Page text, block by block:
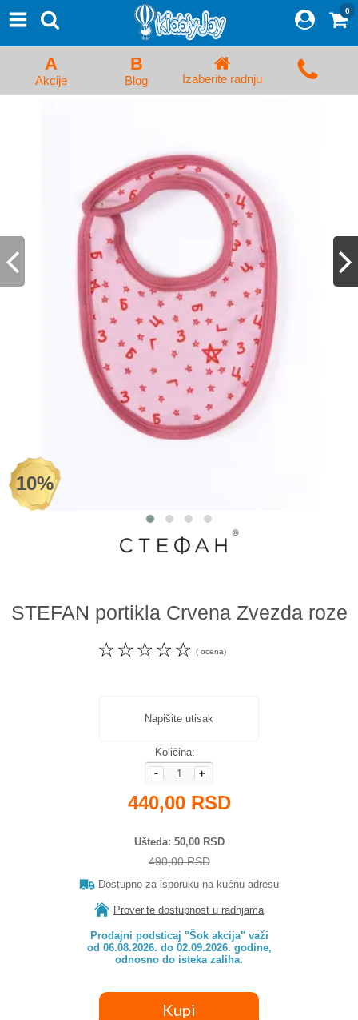
Proizvodi
Početna Prijava/Registracija
Kolica za bebe i dečija kolica
Kreveci, ljuljaške i ležaljke
Kadice, noše i adapteri
Hranilice, flašice i cucle
Monitori, Ogradice i tricikli
Posteljine, vrećice i baldahini
Odeća i obuća
Igračke za bebe i decu
AKCIJA
Prodavnica
0
A
Akcije
B
Blog Izaberite radnju
10%
STEFAN portikla Crvena Zvezda roze
☆
☆
☆
☆
☆ ( ocena)
Napišite utisak
Količina:
440,00 RSD
Ušteda 50,00 RSD
490,00 RSD
Dostupno za isporuku na kućnu adresu
Proverite dostupnost u radnjama
Prodajni podsticaj "Šok akcija" važi
od 06.08.2026. do 02.09.2026. godine,
odnosno do isteka zaliha.